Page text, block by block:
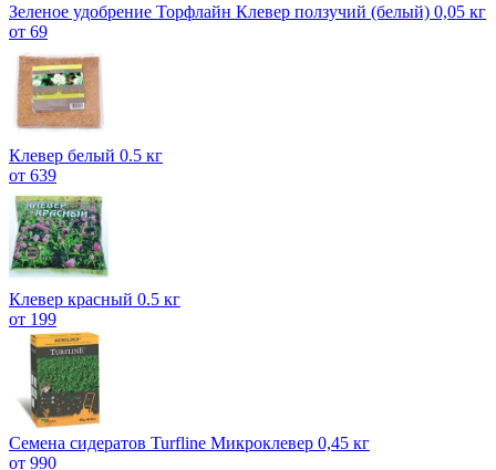
Зеленое удобрение Торфлайн Клевер ползучий (белый) 0,05 кг
от 69
Клевер белый 0.5 кг
от 639
Клевер красный 0.5 кг
от 199
Семена сидератов Turfline Микроклевер 0,45 кг
от 990